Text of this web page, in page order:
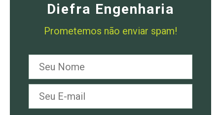
Diefra Engenharia
Prometemos não enviar spam!